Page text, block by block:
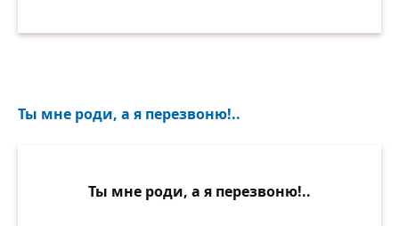
Ты мне роди, а я перезвоню!..
Ты мне роди, а я перезвоню!..